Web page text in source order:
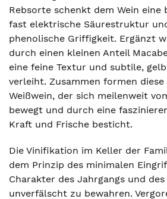
Rebsorte schenkt dem Wein eine
fast elektrische Säurestruktur
phenolische Griffigkeit. Ergänzt
durch einen kleinen Anteil
eine feine Textur und subtile,
verleiht. Zusammen formen diese
Weißwein, der sich meilenweit
bewegt und durch eine
Kraft und Frische besticht.
Die Vinifikation im Keller der
dem Prinzip des minimalen
Charakter des Jahrgangs und des
unverfälscht zu bewahren.